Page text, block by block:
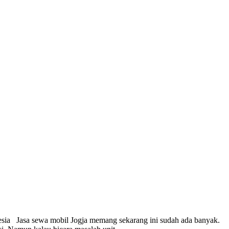
Jasa sewa mobil Jogja memang sekarang ini sudah ada banyak.